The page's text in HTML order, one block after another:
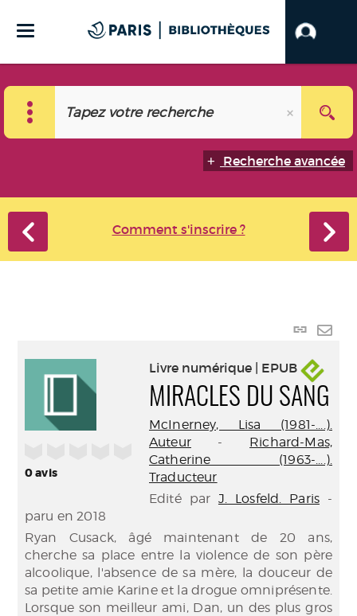
Recherche avancée
Comment s'inscrire ?
Lien
0avis
Livre numérique | EPUB
MIRACLES DU SANG
McInerney, Lisa (1981-....).
Auteur- Richard-Mas,
Catherine (1963-....).
Traducteur
Edité par J. Losfeld. Paris -
paru en 2018
Ryan Cusack, âgé maintenant de 20 ans,
cherche sa place entre la violence de son père
alcoolique, l'absence de sa mère, la douceur de
sa petite amie Karine et la drogue omniprésente.
Lorsque son meilleur ami, Dan, un des plus gros